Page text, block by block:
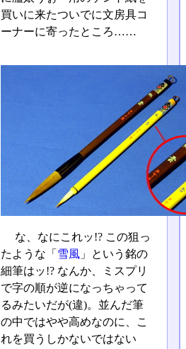
買いに来たついでに文房具コ
ーナーに寄ったところ……
な、なにこれッ!? この狙っ
たような「 雪風」という銘の
細筆はッ!? なんか、ミスプリ
で字の順が逆になっちゃって
るみたいだが(違)。並んだ筆
の中ではやや高めなのに、こ
れを買うしかないではない